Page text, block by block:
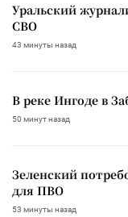
Уральский
СВО
43 минуты назад
В реке Ингоде в
50 минут назад
Зеленский
для ПВО
53 минуты назад